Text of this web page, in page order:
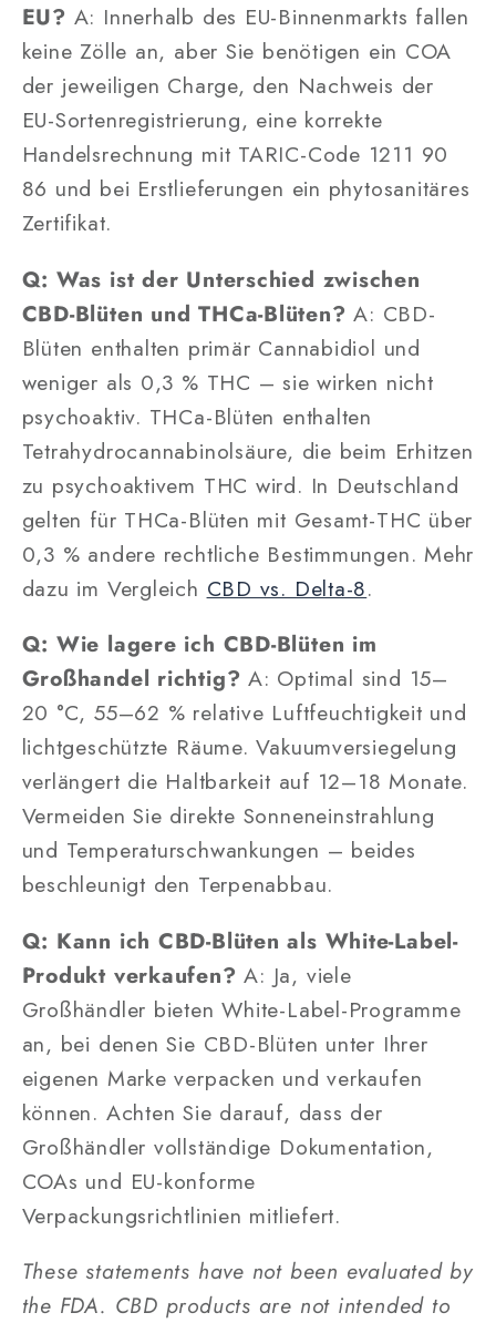
EU? A: Innerhalb des EU-Binnenmarkts fallen
keine Zölle an, aber Sie benötigen ein COA
der jeweiligen Charge, den Nachweis der
EU-Sortenregistrierung, eine korrekte
Handelsrechnung mit TARIC-Code 1211 90
86 und bei Erstlieferungen ein phytosanitäres
Zertifikat.
Q: Was ist der Unterschied zwischen
CBD-Blüten und THCa-Blüten? A: CBD-
Blüten enthalten primär Cannabidiol und
weniger als 0,3 % THC – sie wirken nicht
psychoaktiv. THCa-Blüten enthalten
Tetrahydrocannabinolsäure, die beim Erhitzen
zu psychoaktivem THC wird. In Deutschland
gelten für THCa-Blüten mit Gesamt-THC über
0,3 % andere rechtliche Bestimmungen. Mehr
dazu im Vergleich CBD vs. Delta-8.
Q: Wie lagere ich CBD-Blüten im
Großhandel richtig? A: Optimal sind 15–
20 °C, 55–62 % relative Luftfeuchtigkeit und
lichtgeschützte Räume. Vakuumversiegelung
verlängert die Haltbarkeit auf 12–18 Monate.
Vermeiden Sie direkte Sonneneinstrahlung
und Temperaturschwankungen – beides
beschleunigt den Terpenabbau.
Q: Kann ich CBD-Blüten als White-Label-
Produkt verkaufen? A: Ja, viele
Großhändler bieten White-Label-Programme
an, bei denen Sie CBD-Blüten unter Ihrer
eigenen Marke verpacken und verkaufen
können. Achten Sie darauf, dass der
Großhändler vollständige Dokumentation,
COAs und EU-konforme
Verpackungsrichtlinien mitliefert.
These statements have not been evaluated by
the FDA. CBD products are not intended to